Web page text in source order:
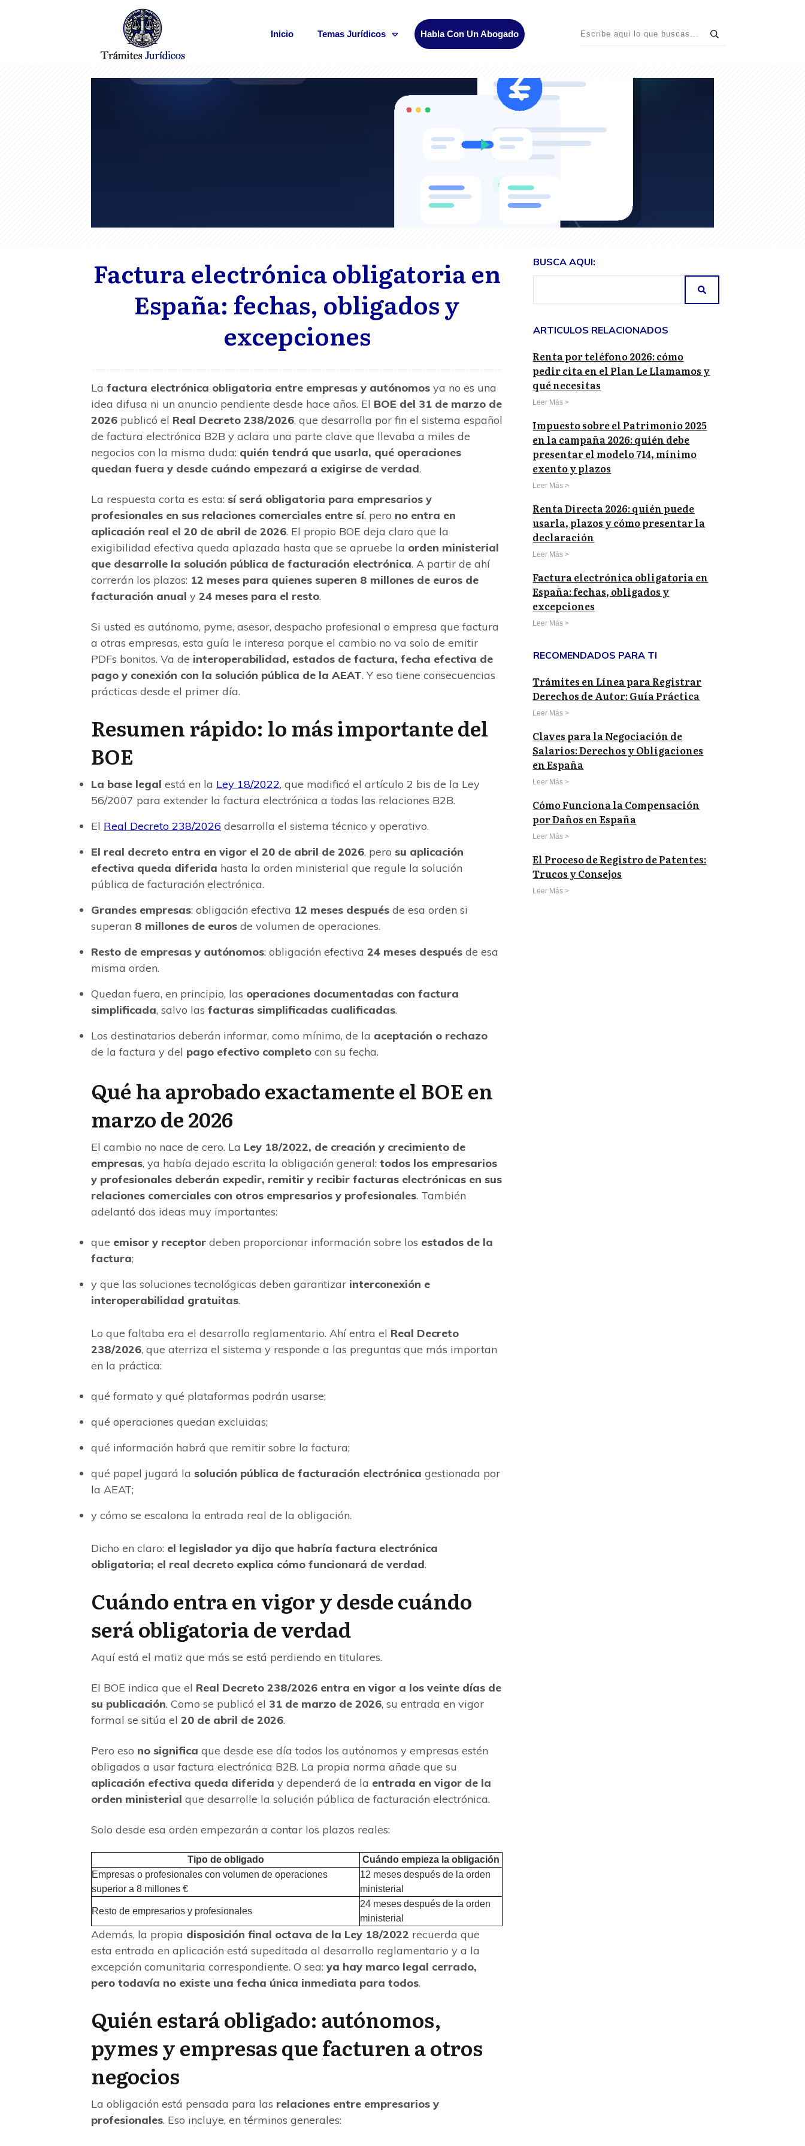
Inicio Temas Jurídicos Habla Con Un Abogado
Factura electrónica obligatoria en
España: fechas, obligados y
excepciones
La factura electrónica obligatoria entre empresas y autónomos ya no es una
idea difusa ni un anuncio pendiente desde hace años. El BOE del 31 de marzo de
2026 publicó el Real Decreto 238/2026, que desarrolla por fin el sistema español
de factura electrónica B2B y aclara una parte clave que llevaba a miles de
negocios con la misma duda: quién tendrá que usarla, qué operaciones
quedan fuera y desde cuándo empezará a exigirse de verdad.
La respuesta corta es esta: sí será obligatoria para empresarios y
profesionales en sus relaciones comerciales entre sí, pero no entra en
aplicación real el 20 de abril de 2026. El propio BOE deja claro que la
exigibilidad efectiva queda aplazada hasta que se apruebe la orden ministerial
que desarrolle la solución pública de facturación electrónica. A partir de ahí
correrán los plazos: 12 meses para quienes superen 8 millones de euros de
facturación anual y 24 meses para el resto.
Si usted es autónomo, pyme, asesor, despacho profesional o empresa que factura
a otras empresas, esta guía le interesa porque el cambio no va solo de emitir
PDFs bonitos. Va de interoperabilidad, estados de factura, fecha efectiva de
pago y conexión con la solución pública de la AEAT. Y eso tiene consecuencias
prácticas desde el primer día.
Resumen rápido: lo más importante del
BOE
La base legal está en la Ley 18/2022, que modificó el artículo 2 bis de la Ley
56/2007 para extender la factura electrónica a todas las relaciones B2B.
El Real Decreto 238/2026 desarrolla el sistema técnico y operativo.
El real decreto entra en vigor el 20 de abril de 2026, pero su aplicación
efectiva queda diferida hasta la orden ministerial que regule la solución
pública de facturación electrónica.
Grandes empresas: obligación efectiva 12 meses después de esa orden si
superan 8 millones de euros de volumen de operaciones.
Resto de empresas y autónomos: obligación efectiva 24 meses después de esa
misma orden.
Quedan fuera, en principio, las operaciones documentadas con factura
simplificada, salvo las facturas simplificadas cualificadas.
Los destinatarios deberán informar, como mínimo, de la aceptación o rechazo
de la factura y del pago efectivo completo con su fecha.
Qué ha aprobado exactamente el BOE en
marzo de 2026
El cambio no nace de cero. La Ley 18/2022, de creación y crecimiento de
empresas, ya había dejado escrita la obligación general: todos los empresarios
y profesionales deberán expedir, remitir y recibir facturas electrónicas en sus
relaciones comerciales con otros empresarios y profesionales. También
adelantó dos ideas muy importantes:
que emisor y receptor deben proporcionar información sobre los estados de la
factura;
y que las soluciones tecnológicas deben garantizar interconexión e
interoperabilidad gratuitas.
Lo que faltaba era el desarrollo reglamentario. Ahí entra el Real Decreto
238/2026, que aterriza el sistema y responde a las preguntas que más importan
en la práctica:
qué formato y qué plataformas podrán usarse;
qué operaciones quedan excluidas;
qué información habrá que remitir sobre la factura;
qué papel jugará la solución pública de facturación electrónica gestionada por
la AEAT;
y cómo se escalona la entrada real de la obligación.
Dicho en claro: el legislador ya dijo que habría factura electrónica
obligatoria; el real decreto explica cómo funcionará de verdad.
Cuándo entra en vigor y desde cuándo
será obligatoria de verdad
Aquí está el matiz que más se está perdiendo en titulares.
El BOE indica que el Real Decreto 238/2026 entra en vigor a los veinte días de
su publicación. Como se publicó el 31 de marzo de 2026, su entrada en vigor
formal se sitúa el 20 de abril de 2026.
Pero eso no significa que desde ese día todos los autónomos y empresas estén
obligados a usar factura electrónica B2B. La propia norma añade que su
aplicación efectiva queda diferida y dependerá de la entrada en vigor de la
orden ministerial que desarrolle la solución pública de facturación electrónica.
Solo desde esa orden empezarán a contar los plazos reales:
Tipo de obligado
Cuándo empieza la obligación
Empresas o profesionales con volumen de operaciones
superior a 8 millones €
12 meses después de la orden
ministerial
Resto de empresarios y profesionales
24 meses después de la orden
ministerial
Además, la propia disposición final octava de la Ley 18/2022 recuerda que
esta entrada en aplicación está supeditada al desarrollo reglamentario y a la
excepción comunitaria correspondiente. O sea: ya hay marco legal cerrado,
pero todavía no existe una fecha única inmediata para todos.
Quién estará obligado: autónomos,
pymes y empresas que facturen a otros
negocios
La obligación está pensada para las relaciones entre empresarios y
profesionales. Eso incluye, en términos generales:
BUSCA AQUI:
ARTICULOS RELACIONADOS
Renta por teléfono 2026: cómo
pedir cita en el Plan Le Llamamos y
qué necesitas
Leer Más >
Impuesto sobre el Patrimonio 2025
en la campaña 2026: quién debe
presentar el modelo 714, mínimo
exento y plazos
Leer Más >
Renta Directa 2026: quién puede
usarla, plazos y cómo presentar la
declaración
Leer Más >
Factura electrónica obligatoria en
España: fechas, obligados y
excepciones
Leer Más >
RECOMENDADOS PARA TI
Trámites en Línea para Registrar
Derechos de Autor: Guía Práctica
Leer Más >
Claves para la Negociación de
Salarios: Derechos y Obligaciones
en España
Leer Más >
Cómo Funciona la Compensación
por Daños en España
Leer Más >
El Proceso de Registro de Patentes:
Trucos y Consejos
Leer Más >